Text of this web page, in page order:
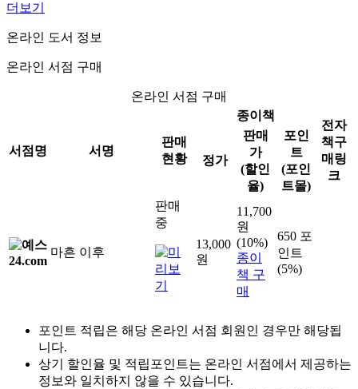
더보기
온라인 도서 정보
온라인 서점 구매
온라인 서점 구매
서점명 서명
판매
현황
종이책
전자
책구
매링
크
정가
판매
가
(할인
율)
포인
트
(포인
트몰)
마흔 이후
판매
중
13,000
원
11,700
원
(10%)
종이
책 구
매
650 포
인트
(5%)
포인트 적립은 해당 온라인 서점 회원인 경우만 해당됩
니다.
상기 할인율 및 적립포인트는 온라인 서점에서 제공하는
정보와 일치하지 않을 수 있습니다.